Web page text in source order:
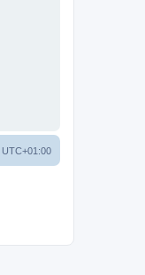
UTC+01:00